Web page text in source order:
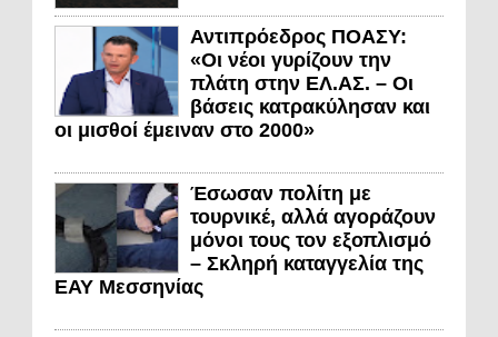
Αντιπρόεδρος ΠΟΑΣΥ:
«Οι νέοι γυρίζουν την
πλάτη στην ΕΛ.ΑΣ. – Οι
βάσεις κατρακύλησαν και
οι μισθοί έμειναν στο 2000»
Έσωσαν πολίτη με
τουρνικέ, αλλά αγοράζουν
μόνοι τους τον εξοπλισμό
– Σκληρή καταγγελία της
ΕΑΥ Μεσσηνίας